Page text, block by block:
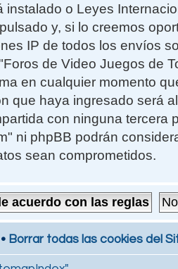
o Leyes
y, si lo creemos
IP de todos los envíos
de Video Juegos de
en cualquier momento
que haya ingresado será
con ninguna tercera
ni phpBB podrán
sean comprometidos.
• Borrar todas las cookies del